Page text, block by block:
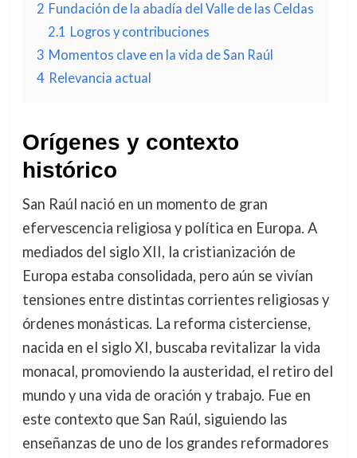
2 Fundación de la abadía del Valle de las Celdas
2.1 Logros y contribuciones
3 Momentos clave en la vida de San Raúl
4 Relevancia actual
Orígenes y contexto
histórico
San Raúl nació en un momento de gran
efervescencia religiosa y política en Europa. A
mediados del siglo XII, la cristianización de
Europa estaba consolidada, pero aún se vivían
tensiones entre distintas corrientes religiosas y
órdenes monásticas. La reforma cisterciense,
nacida en el siglo XI, buscaba revitalizar la vida
monacal, promoviendo la austeridad, el retiro del
mundo y una vida de oración y trabajo. Fue en
este contexto que San Raúl, siguiendo las
enseñanzas de uno de los grandes reformadores